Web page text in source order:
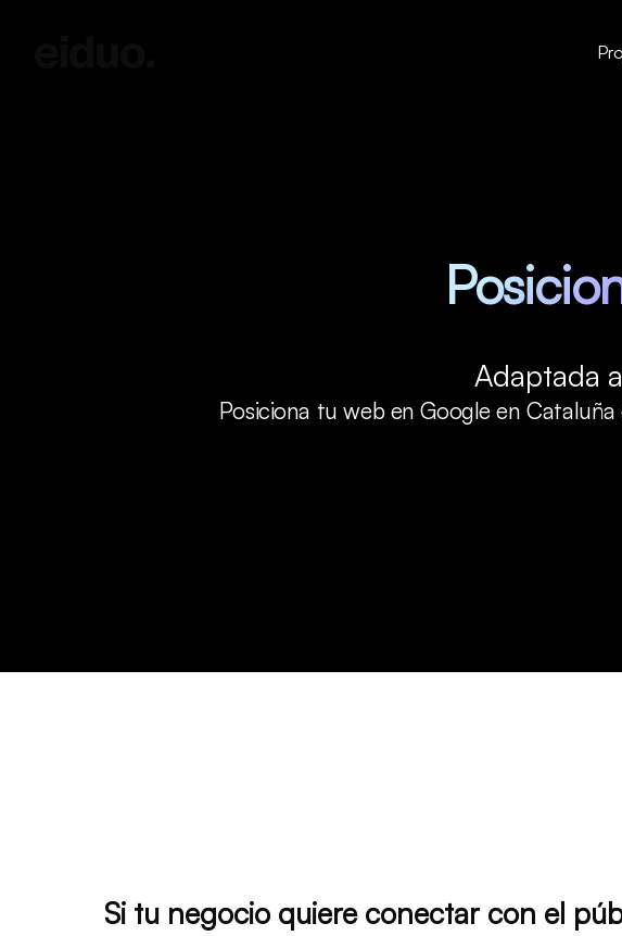
Adaptada
Posiciona tu web en Google en
Si tu negocio quiere conectar con el